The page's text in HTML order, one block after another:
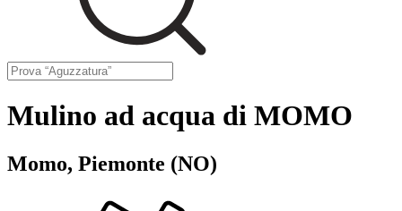
Mulino ad acqua di MOMO
Momo, Piemonte (NO)